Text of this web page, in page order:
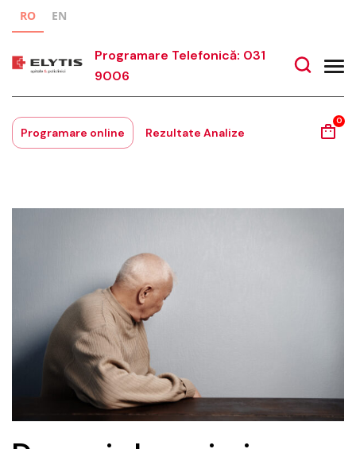
RO EN
Programare Telefonică: 031
9006
Programare online Rezultate Analize
0